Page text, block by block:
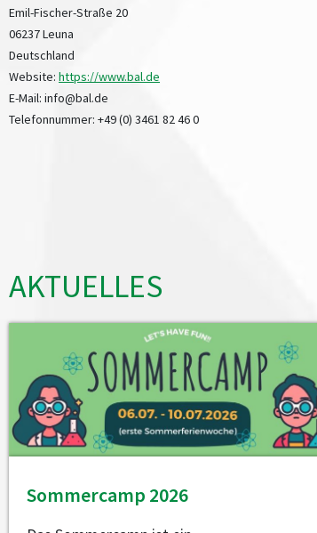
Emil-Fischer-Straße 20
06237 Leuna
Deutschland
Website: https://www.bal.de
E-Mail: info@bal.de
Telefonnummer: +49 (0) 3461 82 46 0
AKTUELLES
Sommercamp 2026